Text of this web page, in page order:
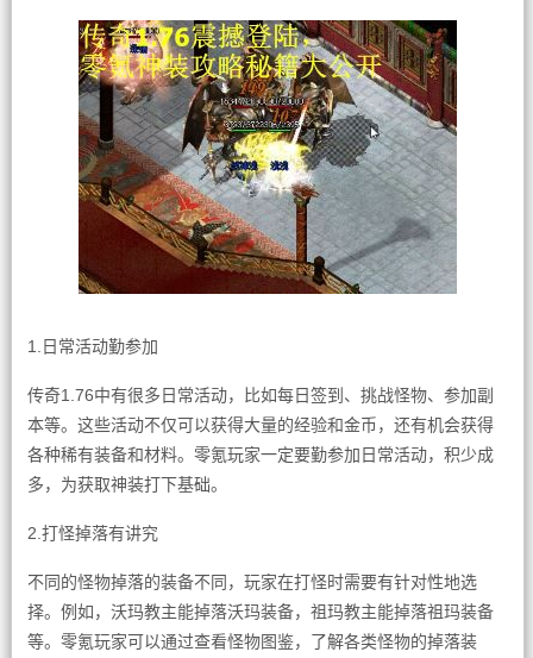
1.日常活动勤参加
传奇1.76中有很多日常活动，比如每日签到、挑战怪物、参加副
本等。这些活动不仅可以获得大量的经验和金币，还有机会获得
各种稀有装备和材料。零氪玩家一定要勤参加日常活动，积少成
多，为获取神装打下基础。
2.打怪掉落有讲究
不同的怪物掉落的装备不同，玩家在打怪时需要有针对性地选
择。例如，沃玛教主能掉落沃玛装备，祖玛教主能掉落祖玛装备
等。零氪玩家可以通过查看怪物图鉴，了解各类怪物的掉落装